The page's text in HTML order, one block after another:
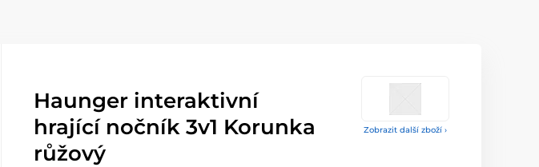
Zobrazit další zboží ›
Haunger interaktivní
hrající nočník 3v1 Korunka
růžový